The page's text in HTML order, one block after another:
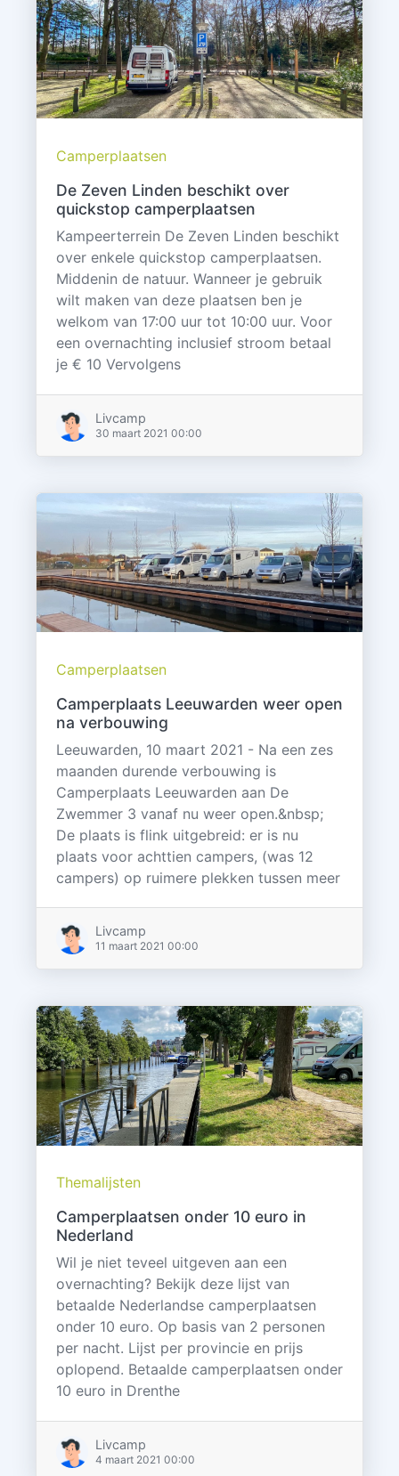
Camperplaatsen
De Zeven Linden beschikt over
quickstop camperplaatsen
Kampeerterrein De Zeven Linden beschikt
over enkele quickstop camperplaatsen.
Middenin de natuur. Wanneer je gebruik
wilt maken van deze plaatsen ben je
welkom van 17:00 uur tot 10:00 uur. Voor
een overnachting inclusief stroom betaal
je € 10 Vervolgens
Livcamp
30 maart 2021 00:00
Camperplaatsen
Camperplaats Leeuwarden weer open
na verbouwing
Leeuwarden, 10 maart 2021 - Na een zes
maanden durende verbouwing is
Camperplaats Leeuwarden aan De
Zwemmer 3 vanaf nu weer open.&nbsp;
De plaats is flink uitgebreid: er is nu
plaats voor achttien campers, (was 12
campers) op ruimere plekken tussen meer
Livcamp
11 maart 2021 00:00
Themalijsten
Camperplaatsen onder 10 euro in
Nederland
Wil je niet teveel uitgeven aan een
overnachting? Bekijk deze lijst van
betaalde Nederlandse camperplaatsen
onder 10 euro. Op basis van 2 personen
per nacht. Lijst per provincie en prijs
oplopend. Betaalde camperplaatsen onder
10 euro in Drenthe
Livcamp
4 maart 2021 00:00